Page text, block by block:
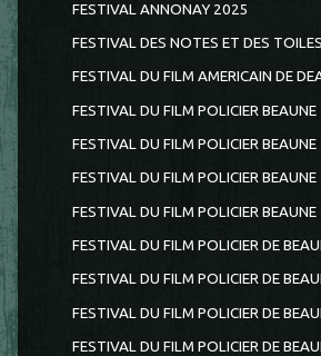
FESTIVAL ANNONAY 2025
FESTIVAL DES NOTES ET DES
FESTIVAL DU FILM AMERICAIN DE
FESTIVAL DU FILM POLICIER
FESTIVAL DU FILM POLICIER
FESTIVAL DU FILM POLICIER
FESTIVAL DU FILM POLICIER
FESTIVAL DU FILM POLICIER DE
FESTIVAL DU FILM POLICIER DE
FESTIVAL DU FILM POLICIER DE
FESTIVAL DU FILM POLICIER DE